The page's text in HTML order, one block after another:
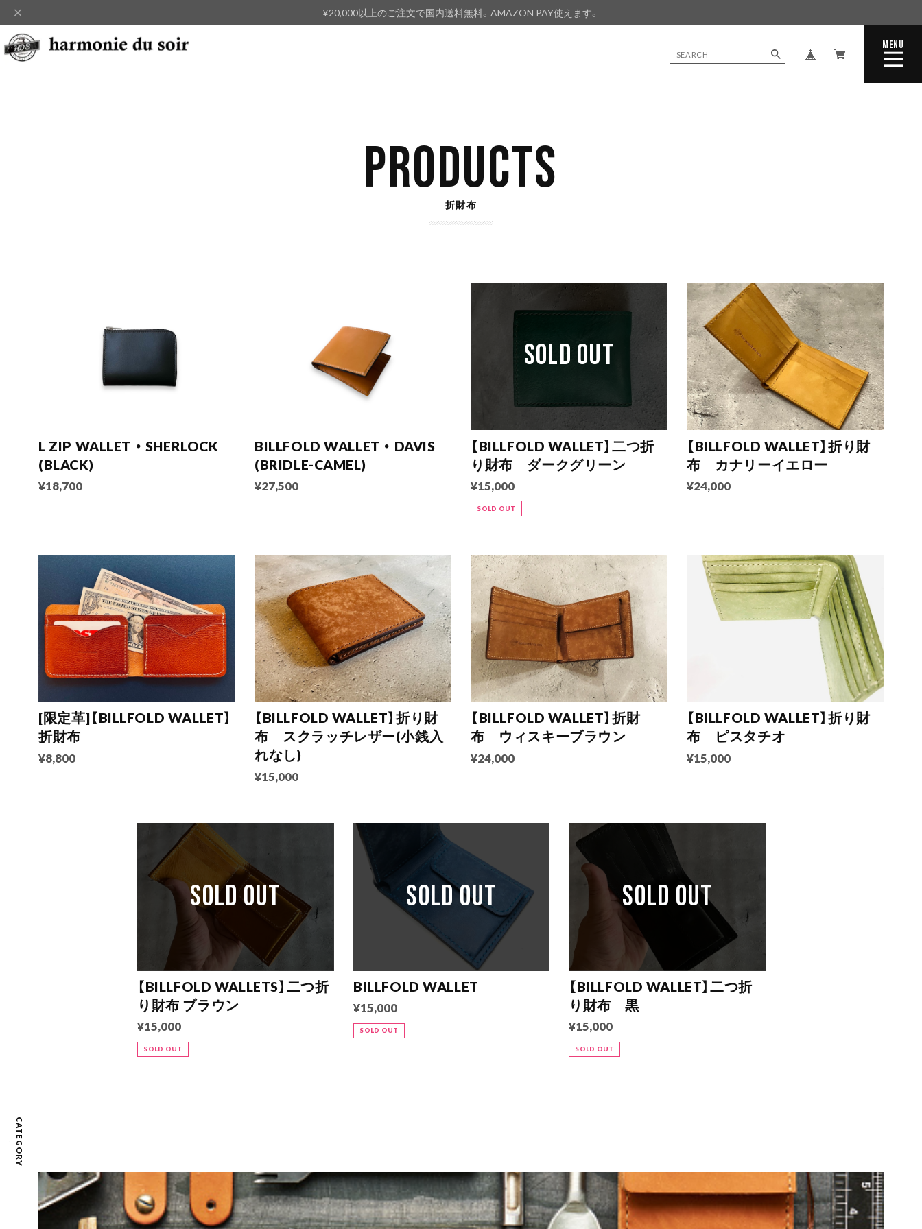
¥20,000以上のご注文で国内送料無料。AMAZON PAY使えます。
MENU
CLOSE
CATEGORY
PRODUCTS
折財布
L ZIP WALLET ・ SHERLOCK
(BLACK)
¥18,700
BILLFOLD WALLET ・ DAVIS
(BRIDLE-CAMEL)
¥27,500
SOLD OUT
【BILLFOLD WALLET】二つ折
り財布 ダークグリーン
¥15,000
SOLD OUT
【BILLFOLD WALLET】折り財
布 カナリーイエロー
¥24,000
[限定革]【BILLFOLD WALLET】
折財布
¥8,800
【BILLFOLD WALLET】折り財
布 スクラッチレザー(小銭入
れなし)
¥15,000
【BILLFOLD WALLET】折財
布 ウィスキーブラウン
¥24,000
【BILLFOLD WALLET】折り財
布 ピスタチオ
¥15,000
SOLD OUT
【BILLFOLD WALLETS】二つ折
り財布 ブラウン
¥15,000
SOLD OUT
SOLD OUT
BILLFOLD WALLET
¥15,000
SOLD OUT
SOLD OUT
【BILLFOLD WALLET】二つ折
り財布 黒
¥15,000
SOLD OUT